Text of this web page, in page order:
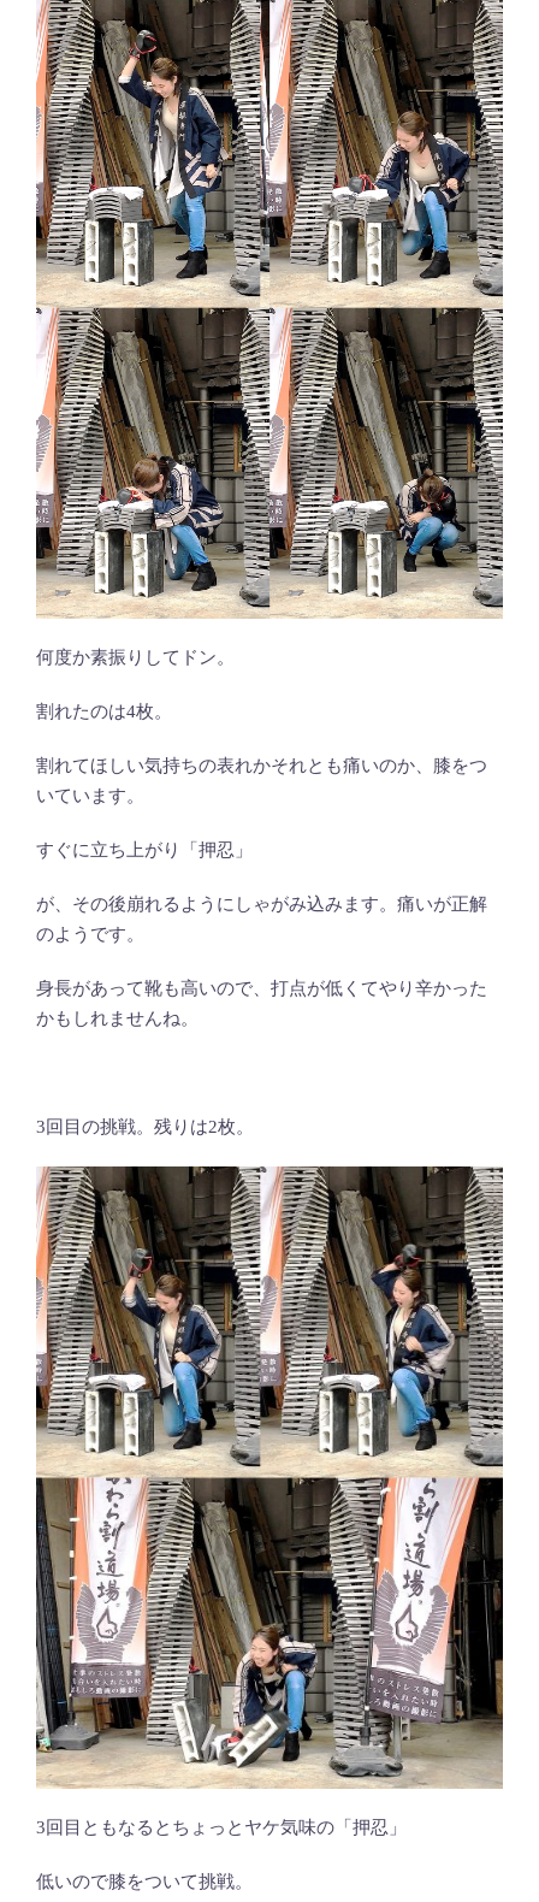
何度か素振りしてドン。
割れたのは4枚。
割れてほしい気持ちの表れかそれとも痛いのか、膝をつ
いています。
すぐに立ち上がり「押忍」
が、その後崩れるようにしゃがみ込みます。痛いが正解
のようです。
身長があって靴も高いので、打点が低くてやり辛かった
かもしれませんね。
3回目の挑戦。残りは2枚。
3回目ともなるとちょっとヤケ気味の「押忍」
低いので膝をついて挑戦。